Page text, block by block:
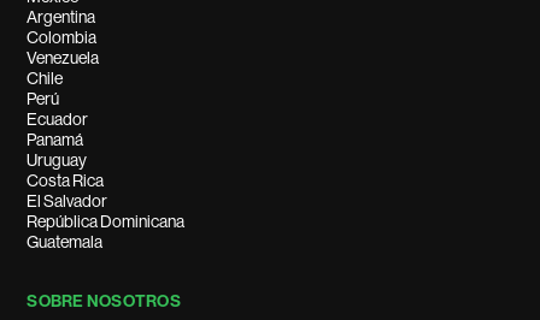
Argentina
Colombia
Venezuela
Chile
Perú
Ecuador
Panamá
Uruguay
Costa Rica
El Salvador
República Dominicana
Guatemala
SOBRE NOSOTROS